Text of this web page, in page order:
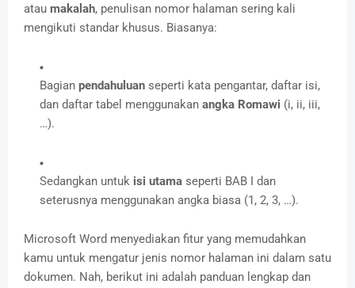
atau makalah, penulisan nomor halaman sering kali
mengikuti standar khusus. Biasanya:
Bagian pendahuluan seperti kata pengantar, daftar isi,
dan daftar tabel menggunakan angka Romawi (i, ii, iii,
…).
Sedangkan untuk isi utama seperti BAB I dan
seterusnya menggunakan angka biasa (1, 2, 3, …).
Microsoft Word menyediakan fitur yang memudahkan
kamu untuk mengatur jenis nomor halaman ini dalam satu
dokumen. Nah, berikut ini adalah panduan lengkap dan